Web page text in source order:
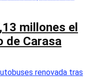
millones el
de Carasa